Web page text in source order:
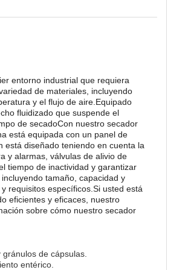
entorno industrial que requiera
de materiales, incluyendo
y el flujo de aire.Equipado
fluidizado que suspende el
de secadoCon nuestro secador
está equipada con un panel de
está diseñado teniendo en cuenta la
y alarmas, válvulas de alivio de
tiempo de inactividad y garantizar
tamaño, capacidad y
requisitos específicos.Si usted está
eficientes y eficaces, nuestro
sobre cómo nuestro secador
de cápsulas.
entérico.